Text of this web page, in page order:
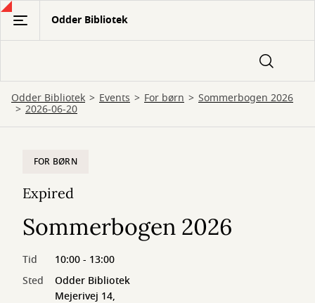
Gå
hovedindhold
Odder Bibliotek
Odder Bibliotek Events For børn Sommerbogen 2026
2026-06-20
FOR BØRN
Expired
Sommerbogen 2026
Tid
10:00 - 13:00
Sted
Odder Bibliotek
Mejerivej 14,